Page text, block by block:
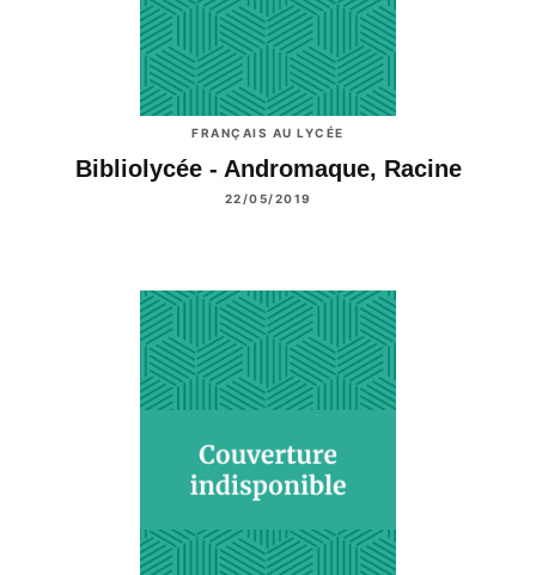
FRANÇAIS AU LYCÉE
Bibliolycée - Andromaque, Racine
22/05/2019